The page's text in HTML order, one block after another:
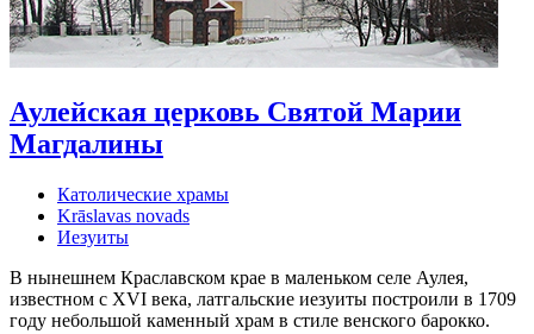
Аулейская церковь Святой Марии
Магдалины
Католические храмы
Krāslavas novads
Иезуиты
В нынешнем Краславском крае в маленьком селе Аулея,
известном с XVI века, латгальские иезуиты построили в 1709
году небольшой каменный храм в стиле венского барокко.